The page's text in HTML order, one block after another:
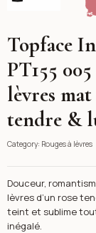
Topface
PT155
lèvres
tendre &
Category: Rouges à lèvres
Douceur,
lèvres d’un rose
teint et sublime
inégalé.